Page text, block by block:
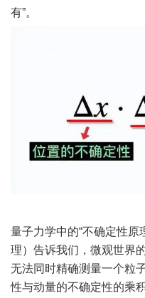
有”。
量子力学中的“不确定性原
理）告诉我们，微观世界
无法同时精确测量一个粒
性与动量的不确定性的乘